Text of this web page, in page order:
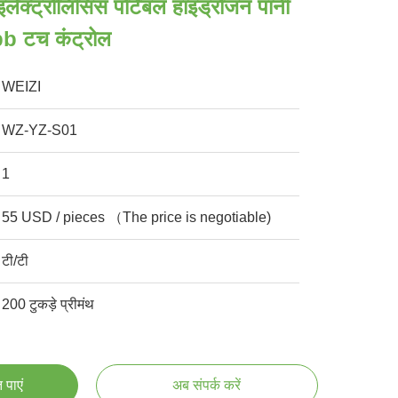
पोर्टेबल हाइड्रोजन पानी
टच कंट्रोल
WEIZI
WZ-YZ-S01
1
55 USD / pieces （The price is negotiable)
टी/टी
200 टुकड़े प्रीमंथ
अब संपर्क करें